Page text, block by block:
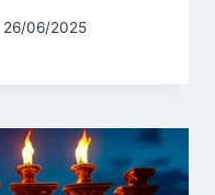
26/06/2025